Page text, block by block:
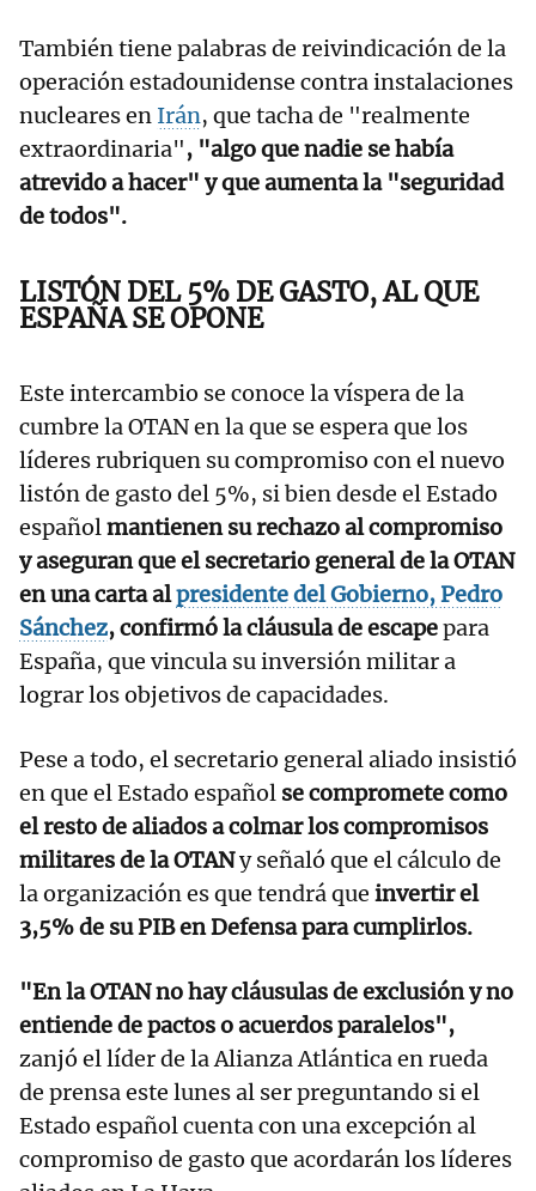
También tiene palabras de reivindicación de la
operación estadounidense contra instalaciones
nucleares en Irán, que tacha de "realmente
extraordinaria", "algo que nadie se había
atrevido a hacer" y que aumenta la "seguridad
de todos".
LISTÓN DEL 5% DE GASTO, AL QUE
ESPAÑA SE OPONE
Este intercambio se conoce la víspera de la
cumbre la OTAN en la que se espera que los
líderes rubriquen su compromiso con el nuevo
listón de gasto del 5%, si bien desde el Estado
españolmantienen su rechazo al compromiso
y aseguran que el secretario general de la OTAN
en una carta alpresidente del Gobierno, Pedro
Sánchez, confirmó la cláusula de escapepara
España, que vincula su inversión militar a
lograr los objetivos de capacidades.
Pese a todo, el secretario general aliado insistió
en que el Estado español se compromete como
el resto de aliados a colmar los compromisos
militares de la OTANy señaló que el cálculo de
la organización es que tendrá que invertir el
3,5% de su PIB en Defensa para cumplirlos.
"En la OTAN no hay cláusulas de exclusión y no
entiende de pactos o acuerdos paralelos",
zanjó el líder de la Alianza Atlántica en rueda
de prensa este lunes al ser preguntando si el
Estado español cuenta con una excepción al
compromiso de gasto que acordarán los líderes